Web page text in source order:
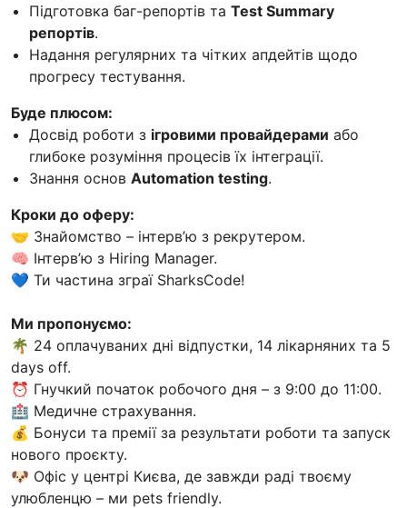
Підготовка баг-репортів та Test Summary
репортів.
Надання регулярних та чітких апдейтів щодо
прогресу тестування.
Буде плюсом:
Досвід роботи з ігровими провайдерами або
глибоке розуміння процесів їх інтеграції.
Знання основ Automation testing.
Кроки до оферу:
🤝 Знайомство – інтерв’ю з рекрутером.
🧠 Інтерв’ю з Hiring Manager.
💙 Ти частина зграї SharksCode!
Ми пропонуємо:
🌴 24 оплачуваних дні відпустки, 14 лікарняних та 5
days off.
⏰ Гнучкий початок робочого дня – з 9:00 до 11:00.
🏥 Медичне страхування.
💰 Бонуси та премії за результати роботи та запуск
нового проєкту.
🐶 Офіс у центрі Києва, де завжди раді твоєму
улюбленцю – ми pets friendly.